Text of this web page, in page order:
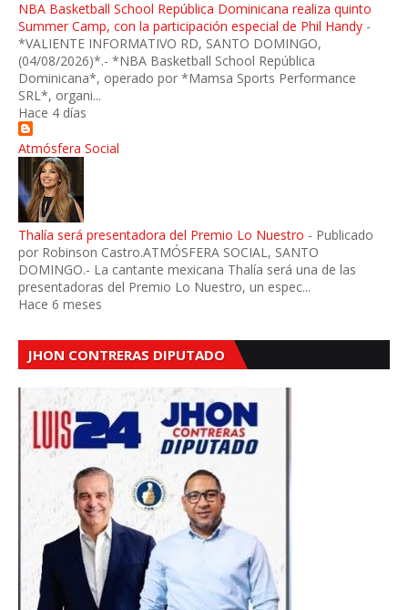
NBA Basketball School República Dominicana realiza quinto
Summer Camp, con la participación especial de Phil Handy -
*VALIENTE INFORMATIVO RD, SANTO DOMINGO,
(04/08/2026)*.- *NBA Basketball School República
Dominicana*, operado por *Mamsa Sports Performance
SRL*, organi...
Hace 4 días
Atmósfera Social
Thalía será presentadora del Premio Lo Nuestro - Publicado
por Robinson Castro.ATMÓSFERA SOCIAL, SANTO
DOMINGO.- La cantante mexicana Thalía será una de las
presentadoras del Premio Lo Nuestro, un espec...
Hace 6 meses
JHON CONTRERAS DIPUTADO